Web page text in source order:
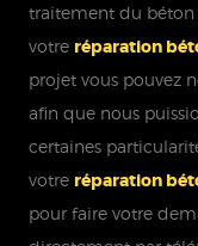
traitement du
votre réparation
projet vous pouvez
afin que nous
certaines
votre réparation
pour faire votre